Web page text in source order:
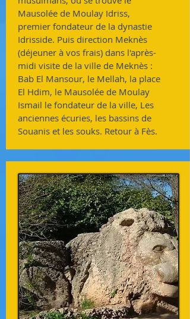
Mausolée de Moulay Idriss,
premier fondateur de la dynastie
Idrisside. Puis direction Meknès
(déjeuner à vos frais) dans l'après-
midi visite de la ville de Meknès :
Bab El Mansour, le Mellah, la place
El Hdim, le Mausolée de Moulay
Ismail le fondateur de la ville, Les
anciennes écuries, les bassins de
Souanis et les souks. Retour à Fès.